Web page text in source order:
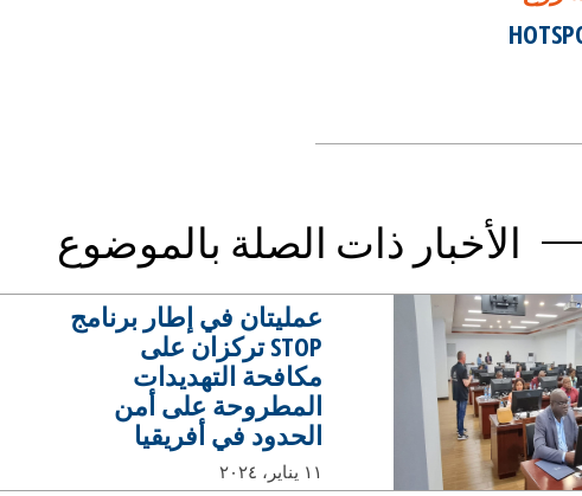
الأخبار ذات الصلة بالموضوع
عمليتان في إطار برنامج
STOP تركزان على
مكافحة التهديدات
المطروحة على أمن
الحدود في أفريقيا
١١ يناير، ٢٠٢٤